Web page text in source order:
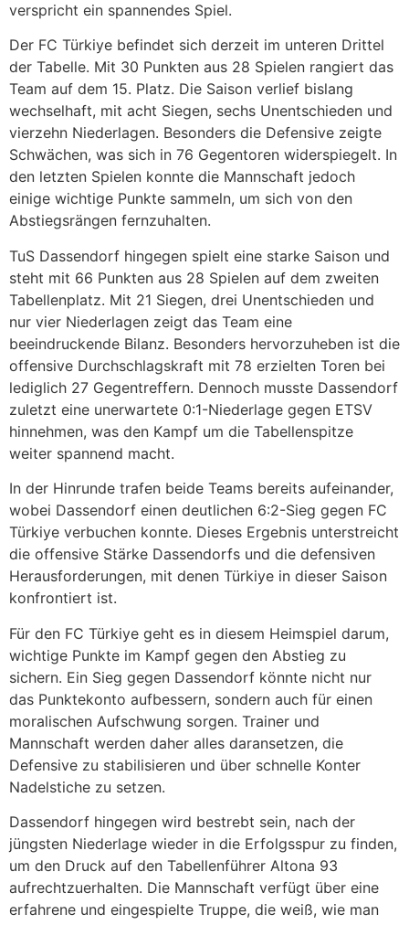
verspricht ein spannendes Spiel.
Der FC Türkiye befindet sich derzeit im unteren Drittel
der Tabelle. Mit 30 Punkten aus 28 Spielen rangiert das
Team auf dem 15. Platz. Die Saison verlief bislang
wechselhaft, mit acht Siegen, sechs Unentschieden und
vierzehn Niederlagen. Besonders die Defensive zeigte
Schwächen, was sich in 76 Gegentoren widerspiegelt. In
den letzten Spielen konnte die Mannschaft jedoch
einige wichtige Punkte sammeln, um sich von den
Abstiegsrängen fernzuhalten.
TuS Dassendorf hingegen spielt eine starke Saison und
steht mit 66 Punkten aus 28 Spielen auf dem zweiten
Tabellenplatz. Mit 21 Siegen, drei Unentschieden und
nur vier Niederlagen zeigt das Team eine
beeindruckende Bilanz. Besonders hervorzuheben ist die
offensive Durchschlagskraft mit 78 erzielten Toren bei
lediglich 27 Gegentreffern. Dennoch musste Dassendorf
zuletzt eine unerwartete 0:1-Niederlage gegen ETSV
hinnehmen, was den Kampf um die Tabellenspitze
weiter spannend macht.
In der Hinrunde trafen beide Teams bereits aufeinander,
wobei Dassendorf einen deutlichen 6:2-Sieg gegen FC
Türkiye verbuchen konnte. Dieses Ergebnis unterstreicht
die offensive Stärke Dassendorfs und die defensiven
Herausforderungen, mit denen Türkiye in dieser Saison
konfrontiert ist.
Für den FC Türkiye geht es in diesem Heimspiel darum,
wichtige Punkte im Kampf gegen den Abstieg zu
sichern. Ein Sieg gegen Dassendorf könnte nicht nur
das Punktekonto aufbessern, sondern auch für einen
moralischen Aufschwung sorgen. Trainer und
Mannschaft werden daher alles daransetzen, die
Defensive zu stabilisieren und über schnelle Konter
Nadelstiche zu setzen.
Dassendorf hingegen wird bestrebt sein, nach der
jüngsten Niederlage wieder in die Erfolgsspur zu finden,
um den Druck auf den Tabellenführer Altona 93
aufrechtzuerhalten. Die Mannschaft verfügt über eine
erfahrene und eingespielte Truppe, die weiß, wie man